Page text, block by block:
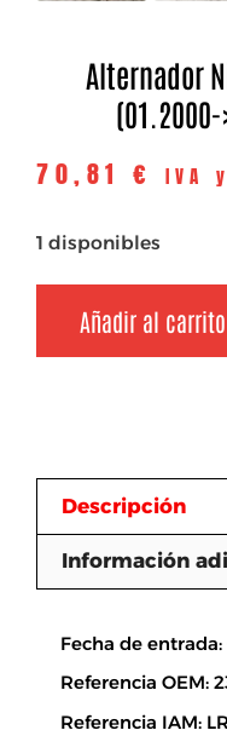
Alternador
(01.2000-
70,81 € IVA
1 disponibles
Añadir al carrito
Descripción
Información
Fecha de
Referencia OEM:
Referencia IAM: